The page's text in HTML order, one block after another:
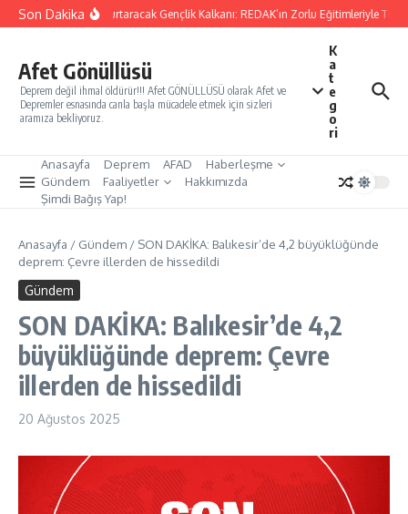
İçeriğe atla
Son DakikaYarınları Kurtaracak Gençlik Kalkanı: REDAK’ın Zorlu Eğitimleriyle
Afet Gönüllüsü
Deprem değil ihmal öldürür!!! Afet GÖNÜLLÜSÜ olarak Afet ve
Depremler esnasında canla başla mücadele etmek için sizleri
aramıza bekliyoruz.
K
a
t
e
g
o
ri
Anasayfa Deprem AFAD
Haberleşme
Gündem
Faaliyetler
Hakkımızda
Şimdi Bağış Yap!
Anasayfa / Gündem / SON DAKİKA: Balıkesir’de 4,2 büyüklüğünde
deprem: Çevre illerden de hissedildi
Gündem
SON DAKİKA: Balıkesir’de 4,2
büyüklüğünde deprem: Çevre
illerden de hissedildi
20 Ağustos 2025